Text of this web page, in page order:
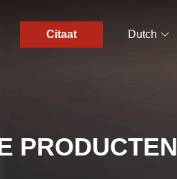
Citaat Dutch
PRODUCTEN